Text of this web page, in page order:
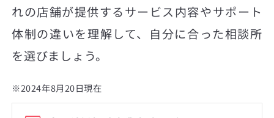
れの店舗が提供するサービス内容やサポート
体制の違いを理解して、自分に合った相談所
を選びましょう。
※2024年8月20日現在